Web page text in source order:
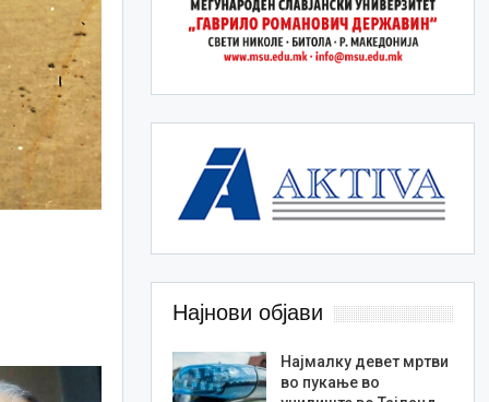
Најнови објави
Најмалку девет мртви
во пукање во